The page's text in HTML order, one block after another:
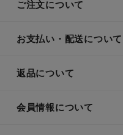
ご注文について
お支払い・配送について
返品について
会員情報について